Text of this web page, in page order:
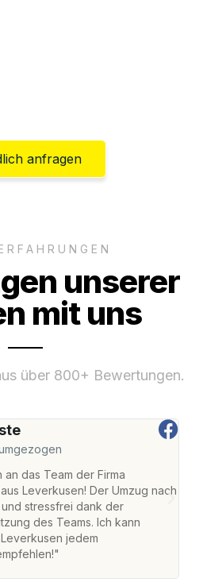
anfragen
unserer
mit uns
über 800+ Bewertungen.
das Team der Firma
Leverkusen! Der Umzug nach
stressfrei dank der
des Teams. Ich kann
jedem